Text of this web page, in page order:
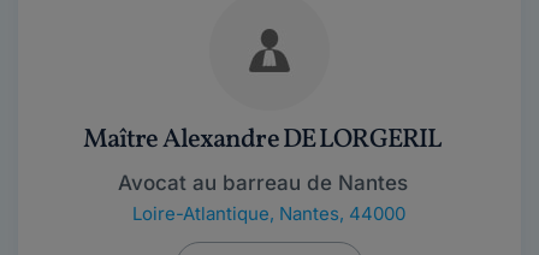
Maître Alexandre DE LORGERIL
Avocat au barreau de Nantes
Loire-Atlantique, Nantes, 44000